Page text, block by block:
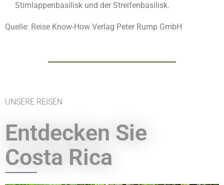
Stirnlappenbasilisk und der Streifenbasilisk.
Quelle: Reise Know-How Verlag Peter Rump GmbH
UNSERE REISEN
Entdecken Sie
Costa Rica